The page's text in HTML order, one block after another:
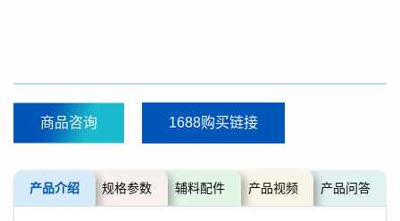
商品咨询 1688购买链接
产品介绍 规格参数 辅料配件 产品视频 产品问答